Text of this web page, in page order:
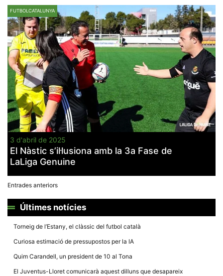
FUTBOLCATALUNYA
3 d'abril de 2025
El Nàstic s’il·lusiona amb la 3a Fase de
LaLiga Genuine
Navegació
d'entrades
Entrades anteriors
Últimes notícies
Torneig de l’Estany, el clàssic del futbol català
Curiosa estimació de pressupostos per la IA
Quim Carandell, un president de 10 al Tona
El Juventus-Lloret comunicarà aquest dilluns que desapareix